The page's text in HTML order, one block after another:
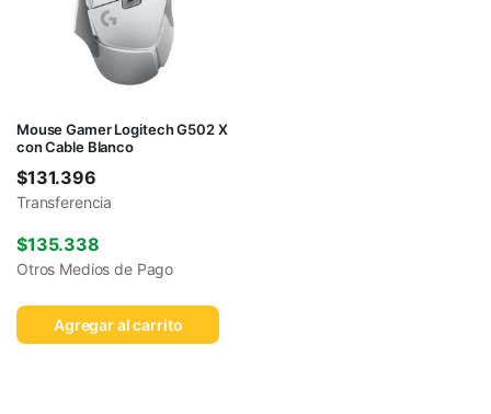
Mouse Gamer Logitech G502 X
con Cable Blanco
$131.396
Transferencia
$135.338
Otros Medios de Pago
Agregar al carrito